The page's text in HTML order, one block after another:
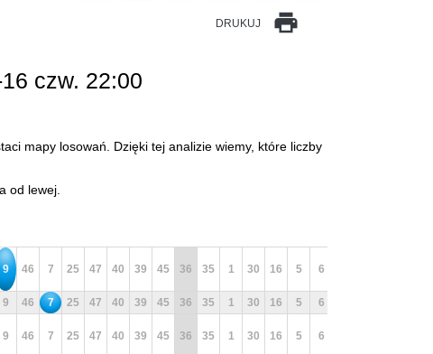
DRUKUJ print
czw. 22:00
mapy losowań. Dzięki tej analizie wiemy, które liczby
od lewej.
9 46 7 25 47 40 39 45 36 35 1 30 16 5 6
9 46 7 25 47 40 39 45 36 35 1 30 16 5 6
9 46 7 25 47 40 39 45 36 35 1 30 16 5 6